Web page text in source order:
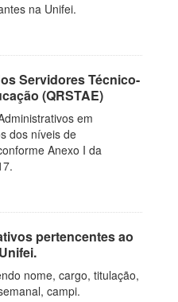
na Unifei.
Servidores Técnico-
(QRSTAE)
em
dos níveis de
Anexo I da
pertencentes ao
nome, cargo, titulação,
campi.